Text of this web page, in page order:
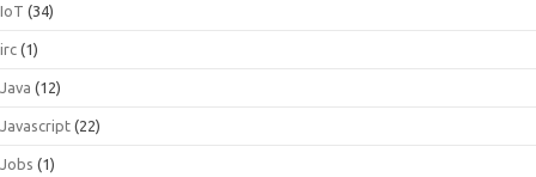
IoT (34)
irc (1)
Java (12)
Javascript (22)
Jobs (1)